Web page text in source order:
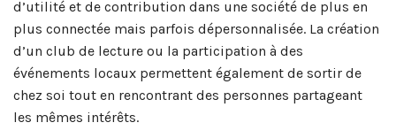
d’utilité et de contribution dans une société de plus en
plus connectée mais parfois dépersonnalisée. La création
d’un club de lecture ou la participation à des
événements locaux permettent également de sortir de
chez soi tout en rencontrant des personnes partageant
les mêmes intérêts.